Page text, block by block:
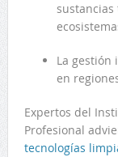
sustancias
La gestión
en
Expertos del
Profesional
tecnologías